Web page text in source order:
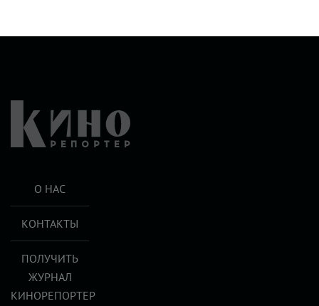
О НАС
КОНТАКТЫ
ПОЛУЧИТЬ
ЖУРНАЛ
КИНОРЕПОРТЕР